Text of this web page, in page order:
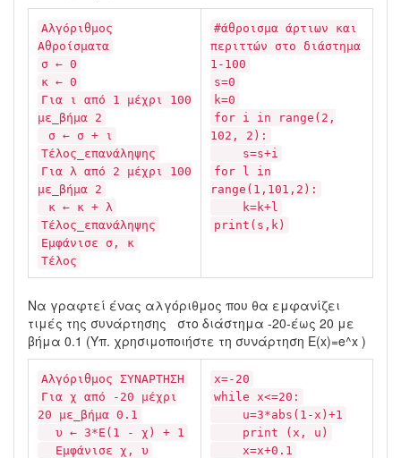
Αλγόριθμος
Αθροίσματα
σ ← 0
κ ← 0
Για ι από 1 μέχρι 100
με_βήμα 2
σ ← σ + ι
Τέλος_επανάληψης
Για λ από 2 μέχρι 100
με_βήμα 2
κ ← κ + λ
Τέλος_επανάληψης
Εμφάνισε σ, κ
Τέλος
#άθροισμα άρτιων και
περιττών στο διάστημα
1-100
s=0
k=0
for i in range(2,
102, 2):
s=s+i
for l in
range(1,101,2):
k=k+l
print(s,k)
Να γραφτεί ένας αλγόριθμος που θα εμφανίζει
τιμές της συνάρτησης στο διάστημα -20-έως 20 με
βήμα 0.1 (Υπ. χρησιμοποιήστε τη συνάρτηση Ε(x)=e^x )
Αλγόριθμος ΣΥΝΑΡΤΗΣΗ
Για χ από -20 μέχρι
20 με_βήμα 0.1
υ ← 3*Ε(1 - χ) + 1
Εμφάνισε χ, υ
x=-20
while x<=20:
u=3*abs(1-x)+1
print (x, u)
x=x+0.1